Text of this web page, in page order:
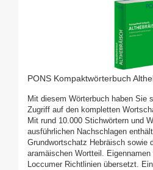
PONS Kompaktwörterbuch
Mit diesem Wörterbuch haben Sie
Zugriff auf den kompletten
Mit rund 10.000 Stichwörtern und
ausführlichen Nachschlagen
Grundwortschatz Hebräisch sowie
aramäischen Wortteil. Eigennamen
Loccumer Richtlinien übersetzt.